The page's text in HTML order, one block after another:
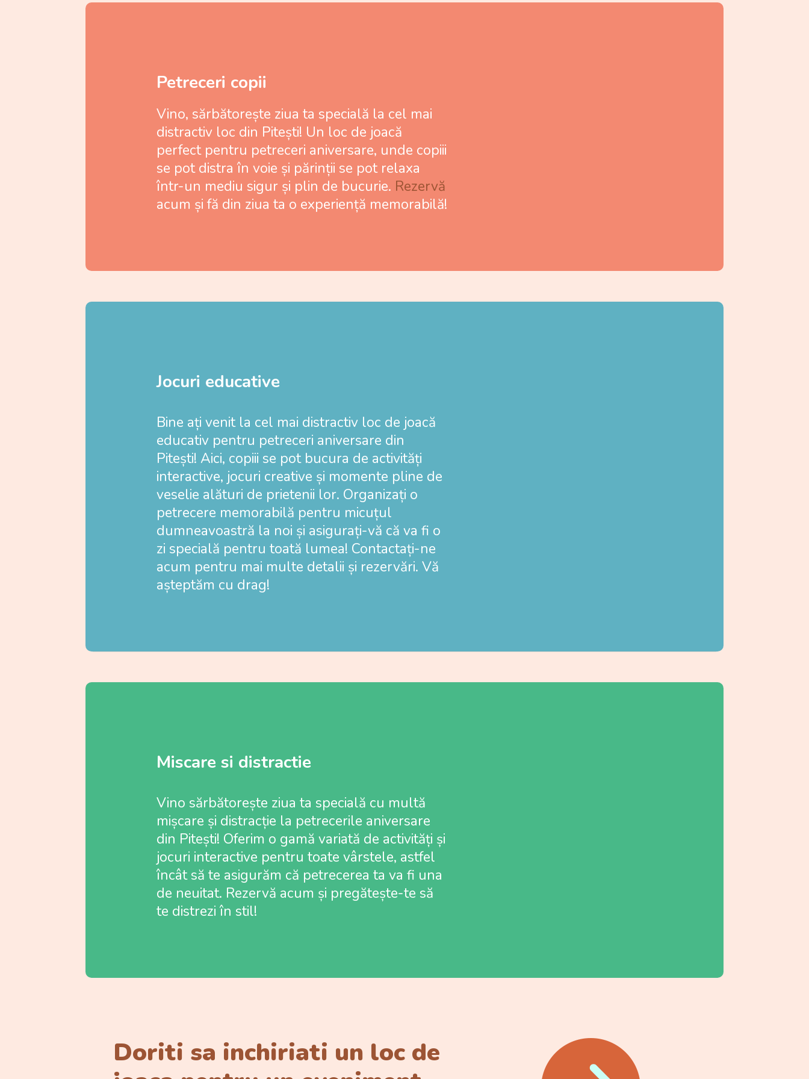
Petreceri copii
Vino, sărbătorește ziua ta specială la cel mai
distractiv loc din Pitești! Un loc de joacă
perfect pentru petreceri aniversare, unde copiii
se pot distra în voie și părinții se pot relaxa
într-un mediu sigur și plin de bucurie. Rezervă
acum și fă din ziua ta o experiență memorabilă!
Jocuri educative
Bine ați venit la cel mai distractiv loc de joacă
educativ pentru petreceri aniversare din
Pitești! Aici, copiii se pot bucura de activități
interactive, jocuri creative și momente pline de
veselie alături de prietenii lor. Organizați o
petrecere memorabilă pentru micuțul
dumneavoastră la noi și asigurați-vă că va fi o
zi specială pentru toată lumea! Contactați-ne
acum pentru mai multe detalii și rezervări. Vă
așteptăm cu drag!
Miscare si distractie
Vino sărbătorește ziua ta specială cu multă
mișcare și distracție la petrecerile aniversare
din Pitești! Oferim o gamă variată de activități și
jocuri interactive pentru toate vârstele, astfel
încât să te asigurăm că petrecerea ta va fi una
de neuitat. Rezervă acum și pregătește-te să
te distrezi în stil!
Doriti sa inchiriati un loc de